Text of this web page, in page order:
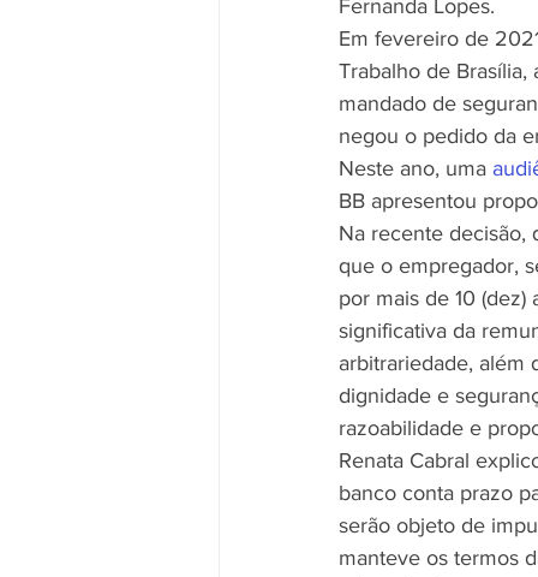
Fernanda Lopes.
Em fevereiro de
Trabalho de
mandado de
negou o pedido da
Neste ano, uma
BB apresentou
Na recente decisão,
que o empregador,
por mais de 10
significativa da
arbitrariedade, além
dignidade e
razoabilidade e
Renata Cabral
banco conta prazo
serão objeto de
manteve os termos